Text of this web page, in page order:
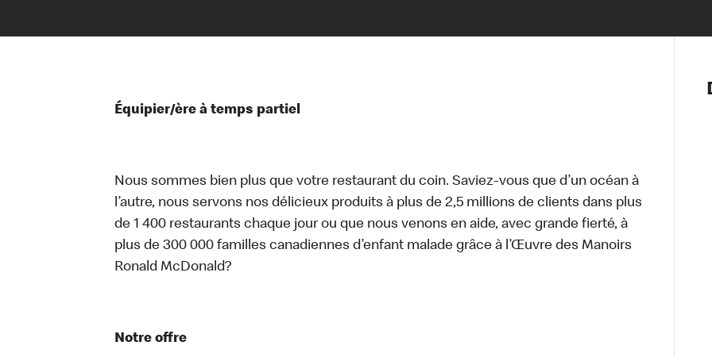
Notre
Nos
Santé et
Équipier/ère à temps partiel
Nous sommes bien plus que votre restaurant du coin. Saviez-vous que d’un océan à
l’autre, nous servons nos délicieux produits à plus de 2,5 millions de clients dans plus
de 1 400 restaurants chaque jour ou que nous venons en aide, avec grande fierté, à
plus de 300 000 familles canadiennes d’enfant malade grâce à l’Œuvre des Manoirs
Ronald McDonald?
Notre offre